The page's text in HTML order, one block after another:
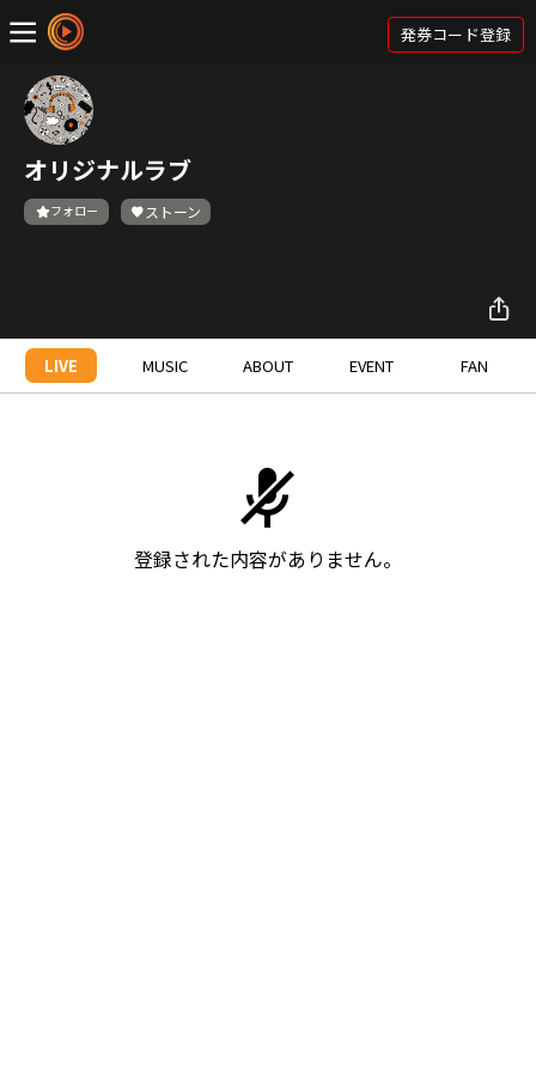
発券コード登録
オリジナルラブ
フォロー ストーン
LIVE MUSIC ABOUT EVENT FAN
登録された内容がありません。